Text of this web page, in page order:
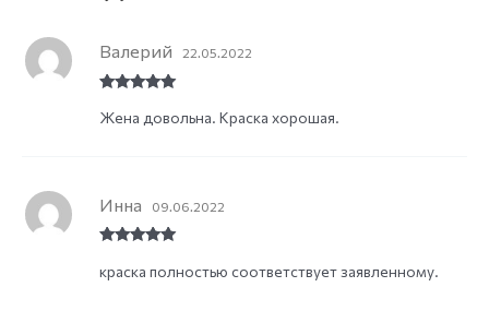
of 5
Валерий 22.05.2022
Жена довольна. Краска хорошая.
of 5
Инна 09.06.2022
краска полностью соответствует заявленному.